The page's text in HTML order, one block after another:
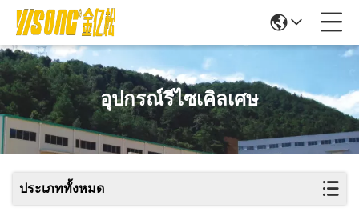
อุปกรณ์รีไซเคิลเศษ
ประเภททั้งหมด